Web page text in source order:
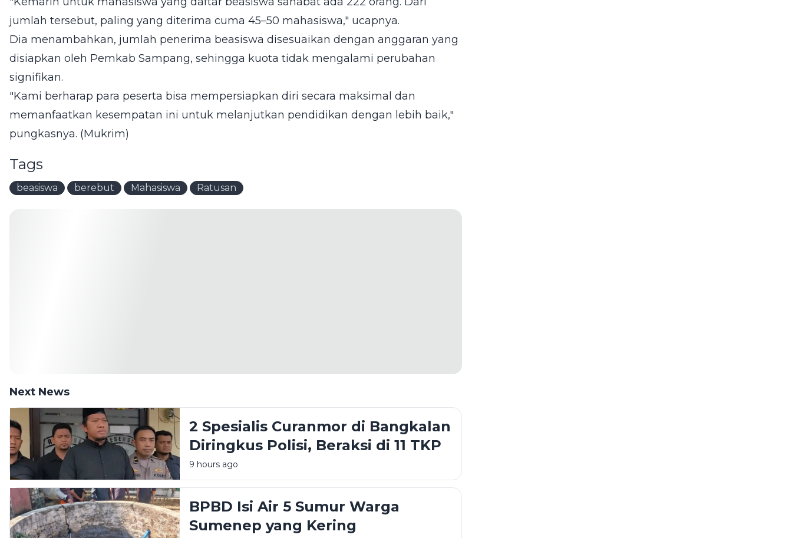
jumlah tersebut, paling yang diterima cuma 45–50 mahasiswa," ucapnya.
Dia menambahkan, jumlah penerima beasiswa disesuaikan dengan anggaran yang
disiapkan oleh Pemkab Sampang, sehingga kuota tidak mengalami perubahan
signifikan.
"Kami berharap para peserta bisa mempersiapkan diri secara maksimal dan
memanfaatkan kesempatan ini untuk melanjutkan pendidikan dengan lebih baik,"
pungkasnya. (Mukrim)
Tags
beasiswa berebut Mahasiswa Ratusan
Next News
2 Spesialis Curanmor di Bangkalan
Diringkus Polisi, Beraksi di 11 TKP
9 hours ago
BPBD Isi Air 5 Sumur Warga
Sumenep yang Kering